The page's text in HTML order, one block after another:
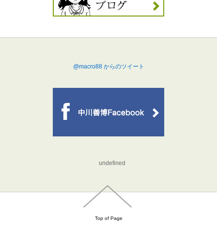
@macro88 からのツイート
undefined
Top of Page